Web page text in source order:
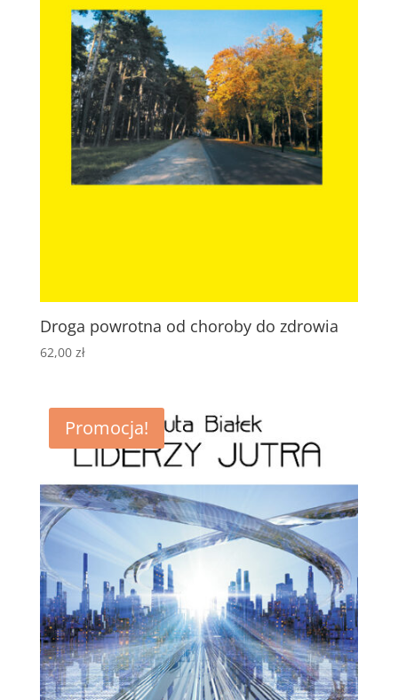
Droga powrotna od choroby do zdrowia
62,00 zł
Promocja!